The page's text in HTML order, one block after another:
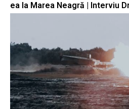
ea la Marea Neagră | Interviu